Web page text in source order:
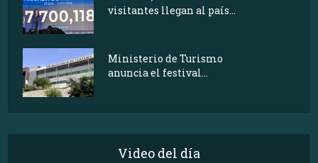
visitantes llegan al país...
Ministerio de Turismo
anuncia el festival...
Video del día